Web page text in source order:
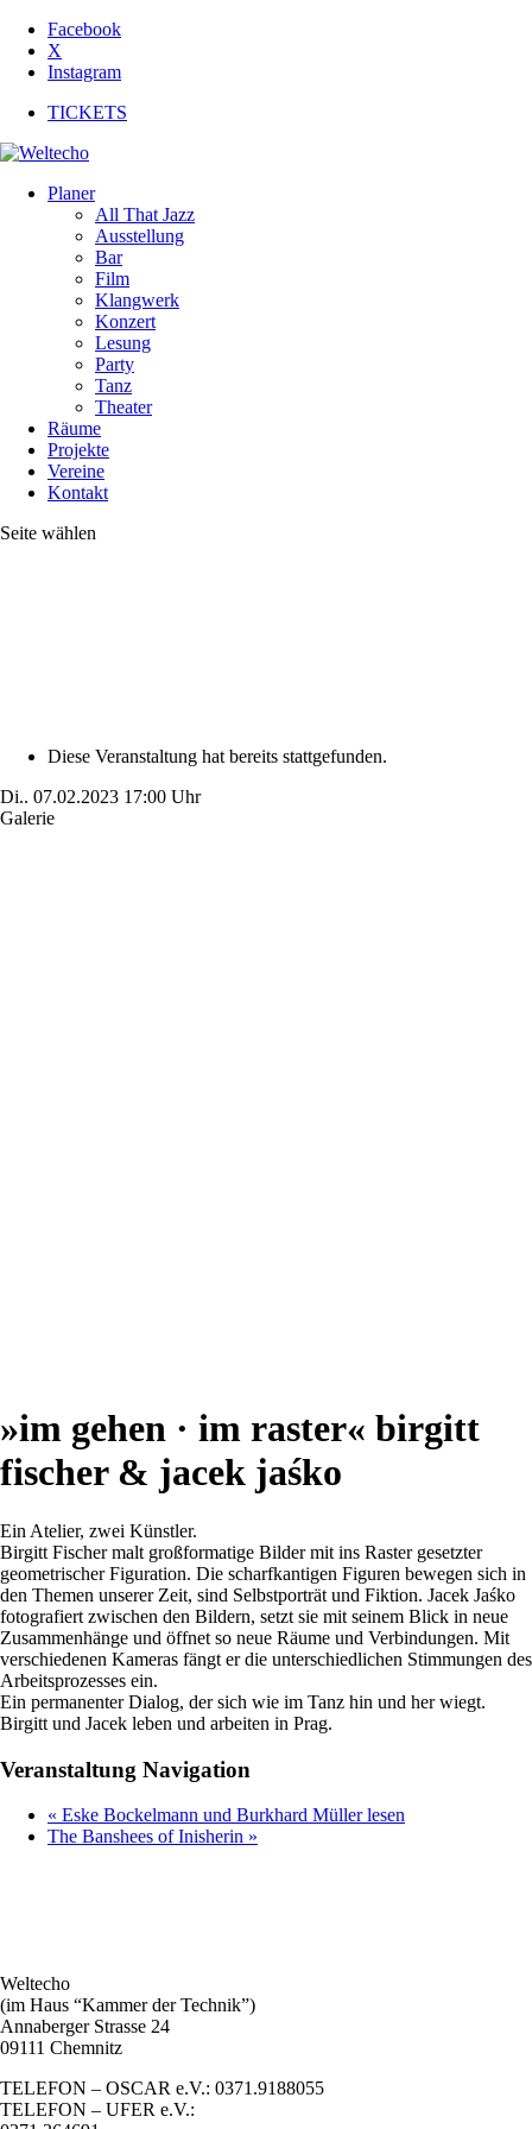
Facebook
X
Instagram
TICKETS
Planer
All That Jazz
Ausstellung
Bar
Film
Klangwerk
Konzert
Lesung
Party
Tanz
Theater
Räume
Projekte
Vereine
Kontakt
Seite wählen
Diese Veranstaltung hat bereits stattgefunden.
Di.. 07.02.2023 17:00 Uhr
Galerie
»im gehen · im raster« birgitt
fischer & jacek jaśko
Ein Atelier, zwei Künstler.
Birgitt Fischer malt großformatige Bilder mit ins Raster gesetzter
geometrischer Figuration. Die scharfkantigen Figuren bewegen sich in
den Themen unserer Zeit, sind Selbstporträt und Fiktion. Jacek Jaśko
fotografiert zwischen den Bildern, setzt sie mit seinem Blick in neue
Zusammenhänge und öffnet so neue Räume und Verbindungen. Mit
verschiedenen Kameras fängt er die unterschiedlichen Stimmungen des
Arbeitsprozesses ein.
Ein permanenter Dialog, der sich wie im Tanz hin und her wiegt.
Birgitt und Jacek leben und arbeiten in Prag.
Veranstaltung Navigation
« Eske Bockelmann und Burkhard Müller lesen
The Banshees of Inisherin »
Weltecho
(im Haus “Kammer der Technik”)
Annaberger Strasse 24
09111 Chemnitz
TELEFON – OSCAR e.V.: 0371.9188055
TELEFON – UFER e.V.: